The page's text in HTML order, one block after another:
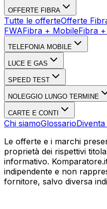
OFFERTE FIBRA
Tutte le offerteOfferte
FWAFibra + MobileFibra
TELEFONIA MOBILE
LUCE E GAS
SPEED TEST
NOLEGGIO LUNGO TERMINE
CARTE E CONTI
Chi siamoGlossario
Le offerte e i marchi
proprietà dei rispettivi
informativo.
indipendente e non
fornitore, salvo diversa